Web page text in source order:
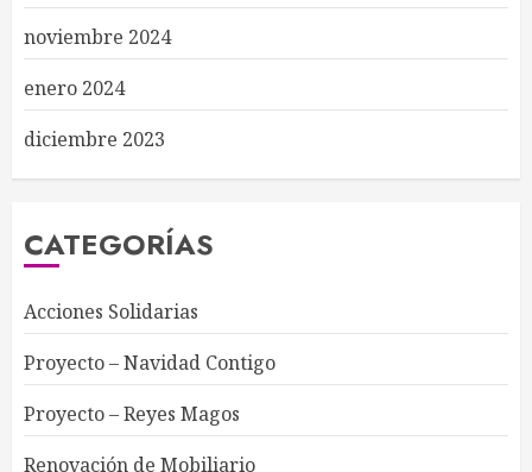
noviembre 2024
enero 2024
diciembre 2023
CATEGORÍAS
Acciones Solidarias
Proyecto – Navidad Contigo
Proyecto – Reyes Magos
Renovación de Mobiliario